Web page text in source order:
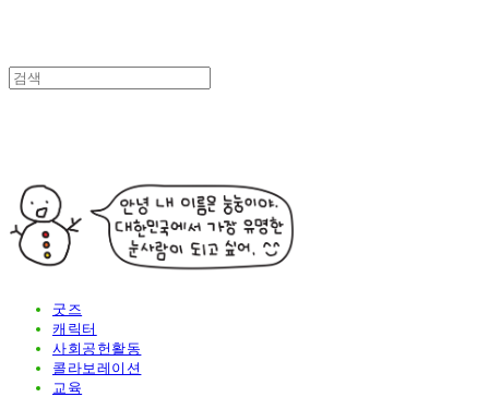
굿즈
캐릭터
사회공헌활동
콜라보레이션
교육